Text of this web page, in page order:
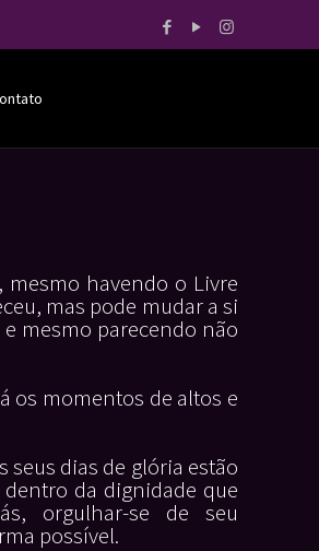
mesmo havendo o Livre
mas pode mudar a si
mesmo parecendo não
os momentos de altos e
seus dias de glória estão
da dignidade que
orgulhar-se de seu
possível.